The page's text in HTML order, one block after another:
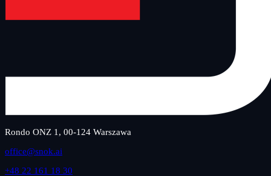
Rondo ONZ 1, 00-124 Warszawa
office@snok.ai
+48 22 161 18 30